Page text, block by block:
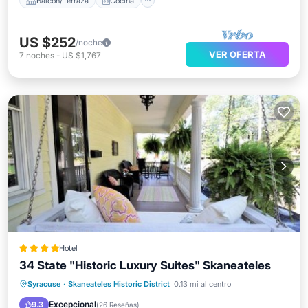
US $252/noche
7 noches - US $1,767 VER OFERTA
Hotel
34 State "Historic Luxury Suites" Skaneateles
Syracuse · Skaneateles Historic District 0.13 mi al centro
9.3 Excepcional(26 Reseñas)
Frente al mar
Desayuno
Aparcamiento